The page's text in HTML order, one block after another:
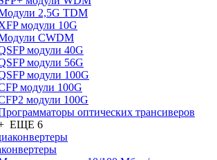
2,5G TDM
модули 10G
CWDM
модули 40G
модули 56G
модули 100G
модули 100G
модули 100G
оптических трансиверов
ЕЩЕ 6